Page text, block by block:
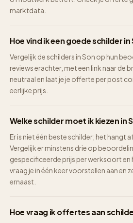
marktdata.
Hoe vind ik een goede schilder in
Vergelijk de schilders in Son op hun
reviews erachter, met een link naar de
neutraal en laat je je offerte per post
eerlijke prijs.
Welke schilder moet ik kiezen in
Er is niet één beste schilder; het hangt
Vergelijk er minstens drie op
gespecificeerde prijs per werksoort en
vraag je in één keer voorstellen aan en
ernaast.
Hoe vraag ik offertes aan